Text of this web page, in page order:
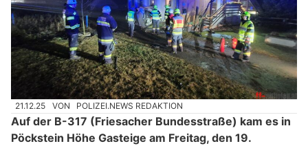
21.12.25 VON POLIZEI.NEWS REDAKTION
Auf der B-317 (Friesacher Bundesstraße) kam es in
Pöckstein Höhe Gasteige am Freitag, den 19.